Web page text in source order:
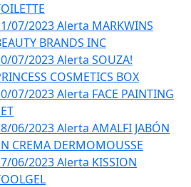
07/2023 Alerta MARKWINS
BRANDS INC
07/2023 Alerta SOUZA!
COSMETICS BOX
07/2023 Alerta FACE PAINTING
06/2023 Alerta AMALFI JABÓN
CREMA DERMOMOUSSE
06/2023 Alerta KISSION